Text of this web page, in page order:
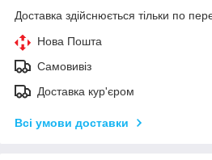
Доставка здійснюється тільки по
Нова Пошта
Самовивіз
Доставка кур'єром
Всі умови доставки